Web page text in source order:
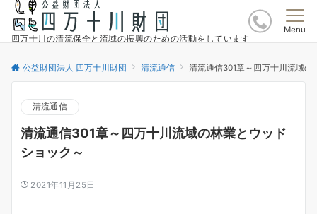
四万十川の清流保全と流域の振興のための活動をしています
Menu
公益財団法人 四万十川財団 清流通信 清流通信301章～四万十川流域の
清流通信
清流通信301章～四万十川流域の林業とウッド
ショック～
2021年11月25日